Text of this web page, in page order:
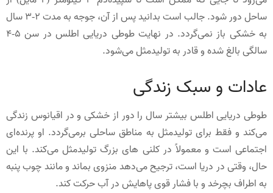
ساحل دور شود. جالب است بدانید پس از آن، جوجه به مدت 2-3 سال
به خشکی باز نمی‌گردد. در نهایت طوطی دریایی اطلس در سن 5-4
سالگی بالغ شده و قادر به تولیدمثل می‌شود.
عادات و سبک زندگی
طوطی دریایی اطلس بیشتر سال را دور از خشکی و در اقیانوس زندگی
می‌کند و فقط برای تولیدمثل به مناطق ساحلی برمی‌گردد. او پرنده‌ای
اجتماعی است و معمولاً در کلنی های بزرگ تولیدمثل می‌کند. با این
حال، وقتی در دریا است، ترجیح می‌دهد منزوی بماند و مانند چوب پنبه
به اطراف بچرخد و با فشار قوی پاهایش در آب حرکت کند.